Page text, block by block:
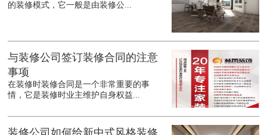
的装修模式，它一般是由装修公...
与装修公司签订装修合同的注意
事项
在装修时装修合同是一个非常重要的事
情，它是装修时业主维护自身权益...